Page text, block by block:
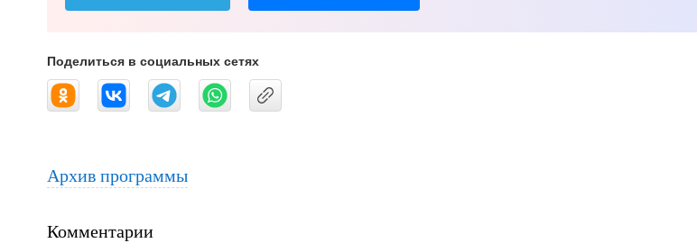
Поделиться в социальных сетях
Архив программы
Комментарии